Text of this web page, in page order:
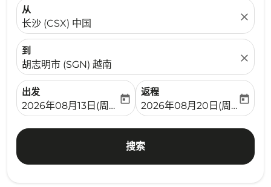
从
长沙 (CSX) 中国
close
到
胡志明市 (SGN) 越南
close
出发
fc-booking-departure-date-aria-label
2026年08月13日(周四)
today
返程
fc-booking-return-date-
2026年08月20日(周四)
today
搜索